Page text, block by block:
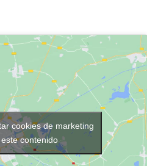
cookies de marketing
contenido